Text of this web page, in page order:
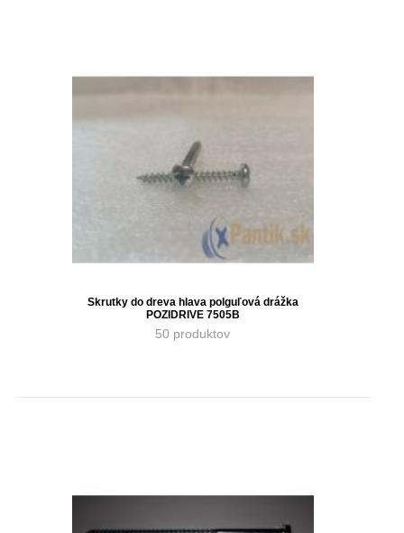
Skrutky do dreva hlava polguľová drážka
POZIDRIVE 7505B
50 produktov